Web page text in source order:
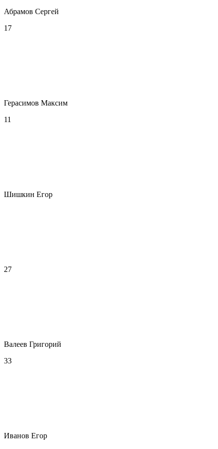
Абрамов Сергей
17
Герасимов Максим
11
Шишкин Егор
27
Валеев Григорий
33
Иванов Егор